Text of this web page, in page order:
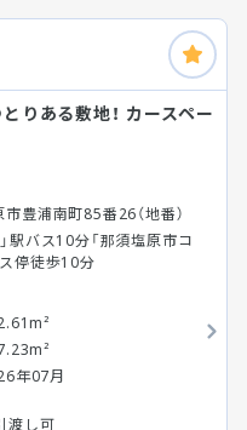
りある敷地！ カースペー
豊浦南町85番26（地番）
駅バス10分「那須塩原市コ
停徒歩10分
年07月
渡し可